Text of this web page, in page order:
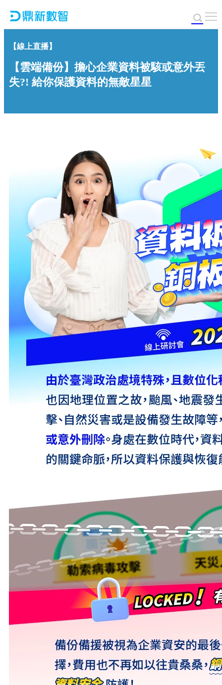
【線上直播】
【雲端備份】擔心企業資料被駭或意外丟
失?! 給你保護資料的無敵星星